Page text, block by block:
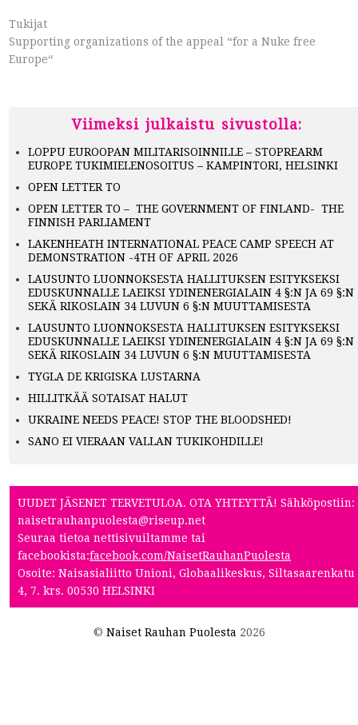
Tukijat
Supporting organizations of the appeal “for a Nuke free
Europe“
Viimeksi julkaistu sivustolla:
LOPPU EUROOPAN MILITARISOINNILLE – STOPREARM
EUROPE TUKIMIELENOSOITUS – KAMPINTORI, HELSINKI
OPEN LETTER TO
OPEN LETTER TO – THE GOVERNMENT OF FINLAND- THE
FINNISH PARLIAMENT
LAKENHEATH INTERNATIONAL PEACE CAMP SPEECH AT
DEMONSTRATION -4TH OF APRIL 2026
LAUSUNTO LUONNOKSESTA HALLITUKSEN ESITYKSEKSI
EDUSKUNNALLE LAEIKSI YDINENERGIALAIN 4 §:N JA 69 §:N
SEKÄ RIKOSLAIN 34 LUVUN 6 §:N MUUTTAMISESTA
LAUSUNTO LUONNOKSESTA HALLITUKSEN ESITYKSEKSI
EDUSKUNNALLE LAEIKSI YDINENERGIALAIN 4 §:N JA 69 §:N
SEKÄ RIKOSLAIN 34 LUVUN 6 §:N MUUTTAMISESTA
TYGLA DE KRIGISKA LUSTARNA
HILLITKÄÄ SOTAISAT HALUT
UKRAINE NEEDS PEACE! STOP THE BLOODSHED!
SANO EI VIERAAN VALLAN TUKIKOHDILLE!
UUDET JÄSENET TERVETULOA. OTA YHTEYTTÄ! Sähköpostiin:
naisetrauhanpuolesta@riseup.net
Seuraa tietoa nettisivuiltamme tai
facebookista:facebook.com/NaisetRauhanPuolesta
Osoite: Naisasialiitto Unioni, Globaalikeskus, Siltasaarenkatu
4, 7. krs. 00530 HELSINKI
© Naiset Rauhan Puolesta 2026